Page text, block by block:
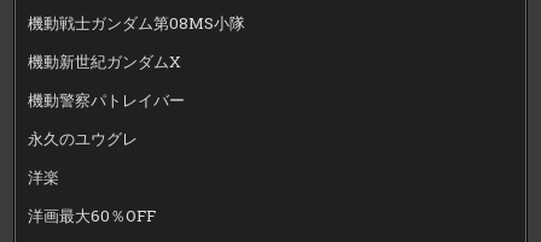
機動戦士ガンダム第08MS小隊
機動新世紀ガンダムX
機動警察パトレイバー
永久のユウグレ
洋楽
洋画最大60％OFF